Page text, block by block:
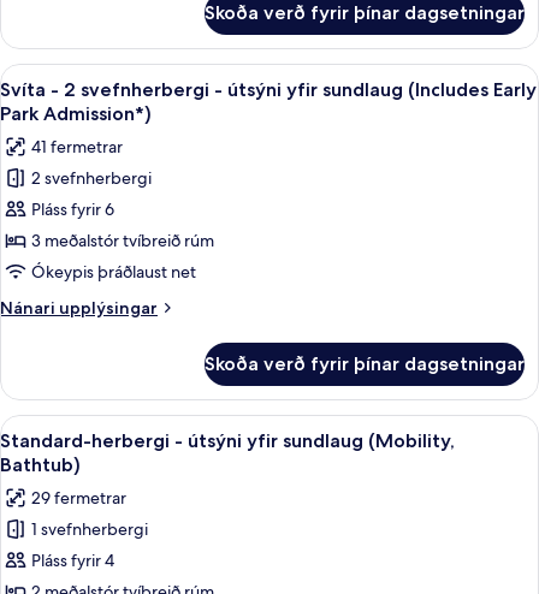
Admission*)
-
svefnherbergi
(Includes
Park
Admission*)
Skoða verð fyrir þínar dagsetningar
Skoða
allar
myndir
fyrir
Svíta
-
2
svefnherbergi
-
útsýni
sundlaug
(Includes
Early
Park
Admission*)
Öryggishólf í herbergi, skrifborð,
8
Svíta - 2 svefnherbergi - útsýni yfir sundlaug (Includes Early
Park Admission*)
41 fermetrar
2 svefnherbergi
Pláss fyrir 6
3 meðalstór tvíbreið rúm
Ókeypis þráðlaust net
Nánari upplýsingar
Nánari
-
svefnherbergi
-
yfir
sundlaug
(Includes
Early
Park
Skoða verð fyrir þínar dagsetningar
Skoða
allar
myndir
fyrir
Standard-
herbergi
Öryggishólf í herbergi, skrifborð,
6
Standard-herbergi - útsýni yfir sundlaug (Mobility,
Bathtub)
29 fermetrar
1 svefnherbergi
Pláss fyrir 4